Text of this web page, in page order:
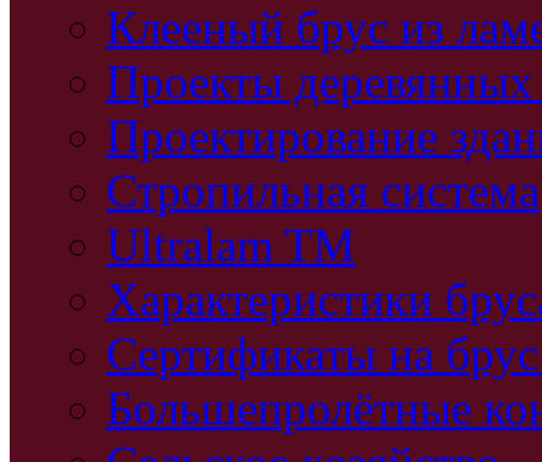
Клееный брус из
Проекты
Проектирование
Стропильная система
Ultralam TM
Характеристики
Сертификаты на
Большепролётные